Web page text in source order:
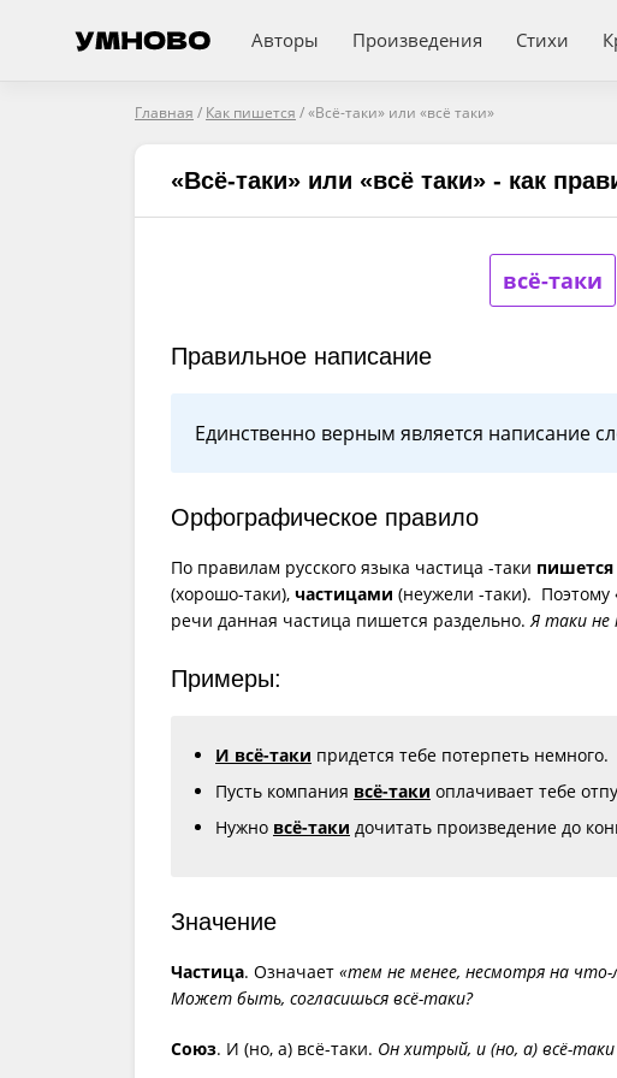
Авторы Произведения Стихи
Главная / Как пишется /«Всё-таки» или «всё таки»
«Всё-таки» или «всё таки» - как
всё-таки
Правильное написание
Единственно верным является написание
Орфографическое правило
По правилам русского языка частица -таки пишется
(хорошо-таки), частицами (неужели -таки).
речи данная частица пишется раздельно.Я таки не
Примеры:
И всё-таки придется тебе потерпеть немного.
Пусть компания всё-таки оплачивает тебе
Нужно всё-таки дочитать произведение до
Значение
Частица. Означает «тем не менее, несмотря на что-
Может быть, согласишься всё-таки?
Союз. И (но, а) всё-таки. Он хитрый, и (но, а) всё-